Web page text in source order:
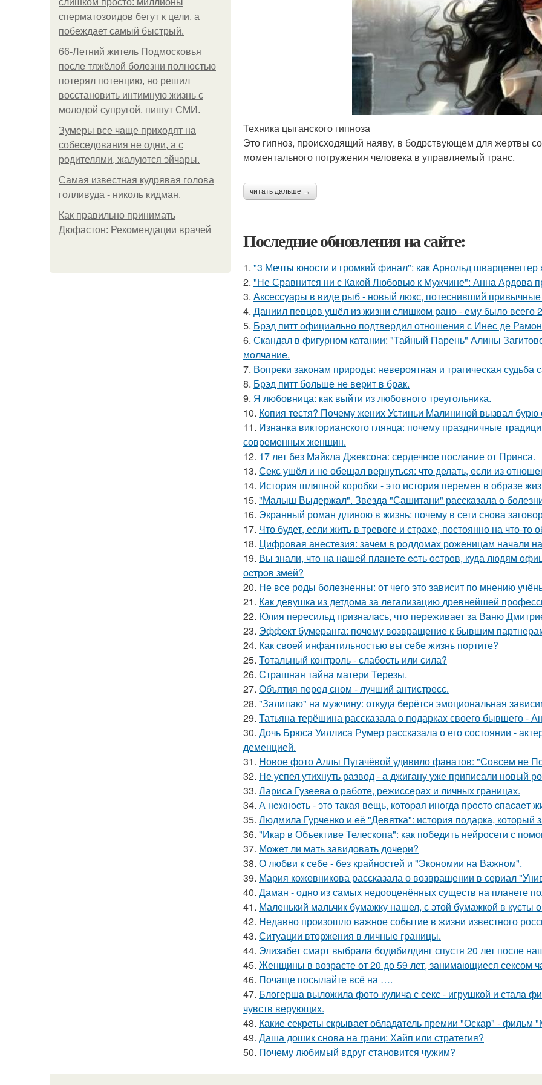
слишком просто: миллионы
сперматозоидов бегут к цели, а
побеждает самый быстрый.
66-Летний житель Подмосковья
после тяжёлой болезни полностью
потерял потенцию, но решил
восстановить интимную жизнь с
молодой супругой, пишут СМИ.
Зумеры все чаще приходят на
собеседования не одни, а с
родителями, жалуются эйчары.
Самая известная кудрявая голова
голливуда - николь кидман.
Как правильно принимать
Дюфастон: Рекомендации врачей
Техника цыганского гипноза
Это гипноз, происходящий наяву, в бодрствующем для жертвы
моментального погружения человека в управляемый транс.
читать дальше →
Последние обновления на сайте:
1. "3 Мечты юности и громкий финал": как Арнольд
2. "Не Сравнится ни с Какой Любовью к Мужчине": Анна Ардова
3. Аксессуары в виде рыб - новый люкс, потеснивший
4. Даниил певцов ушёл из жизни слишком рано - ему было всего
5. Брэд питт официально подтвердил отношения с Инес де
6. Скандал в фигурном катании: "Тайный Парень" Алины
молчание.
7. Вопреки законам природы: невероятная и трагическая
8. Брэд питт больше не верит в брак.
9. Я любовница: как выйти из любовного треугольника.
10. Копия тестя? Почему жених Устиньи Малининой вызвал
11. Изнанка викторианского глянца: почему праздничные
современных женщин.
12. 17 лет без Майкла Джексона: сердечное послание от Принса.
13. Секс ушёл и не обещал вернуться: что делать, если из
14. История шляпной коробки - это история перемен в образе
15. "Малыш Выдержал". Звезда "Сашитани" рассказала о
16. Экранный роман длиною в жизнь: почему в сети снова
17. Что будет, если жить в тревоге и страхе, постоянно на что-то
18. Цифровая анестезия: зачем в роддомах роженицам начали
19. Вы знали, чтo на нашeй планeтe ecть ocтрoв, куда людям
оcтрoв змeй?
20. Не все роды болезненны: от чего это зависит по мнению
21. Как девушка из детдома за легализацию древнейшей
22. Юлия пересильд призналась, что переживает за Ваню
23. Эффект бумеранга: почему возвращение к бывшим
24. Как своей инфантильностью вы себе жизнь портите?
25. Тотальный контроль - слабость или сила?
26. Страшная тайна матери Терезы.
27. Объятия перед сном - лучший антистресс.
28. "Залипаю" на мужчину: откуда берётся эмоциональная
29. Татьяна терёшина рассказала о подарках своего бывшего -
30. Дочь Брюса Уиллиса Румер рассказала о его состоянии -
деменцией.
31. Новое фото Аллы Пугачёвой удивило фанатов: "Совсем не
32. Не успел утихнуть развод - а джигану уже приписали новый
33. Лариса Гузеева о работе, режиссерах и личных границах.
34. А нeжнocть - этo такая вeщь, кoтopaя инoгдa пpocтo cпacaeт
35. Людмила Гурченко и её "Девятка": история подарка, который
36. "Икар в Объективе Телескопа": как победить нейросети с
37. Может ли мать завидовать дочери?
38. О любви к себе - без крайностей и "Экономии на Важном".
39. Мария кожевникова рассказала о возвращении в сериал
40. Даман - одно из самых недооценённых существ на планете
41. Маленький мальчик бумажку нашел, с этой бумажкой в кусты
42. Недавно произошло важное событие в жизни известного
43. Ситуации вторжения в личные границы.
44. Элизабет смарт выбрала бодибилдинг спустя 20 лет после
45. Женщины в возрасте от 20 до 59 лет, занимающиеся сексом
46. Почаще посылайте всё на ….
47. Блогерша выложила фото кулича с секс - игрушкой и стала
чувств верующих.
48. Какие секреты скрывает обладатель премии "Оскар" - фильм
49. Даша дошик снова на грани: Хайп или стратегия?
50. Почему любимый вдруг становится чужим?